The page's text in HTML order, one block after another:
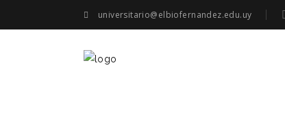
universitario@elbiofernandez.edu.uy